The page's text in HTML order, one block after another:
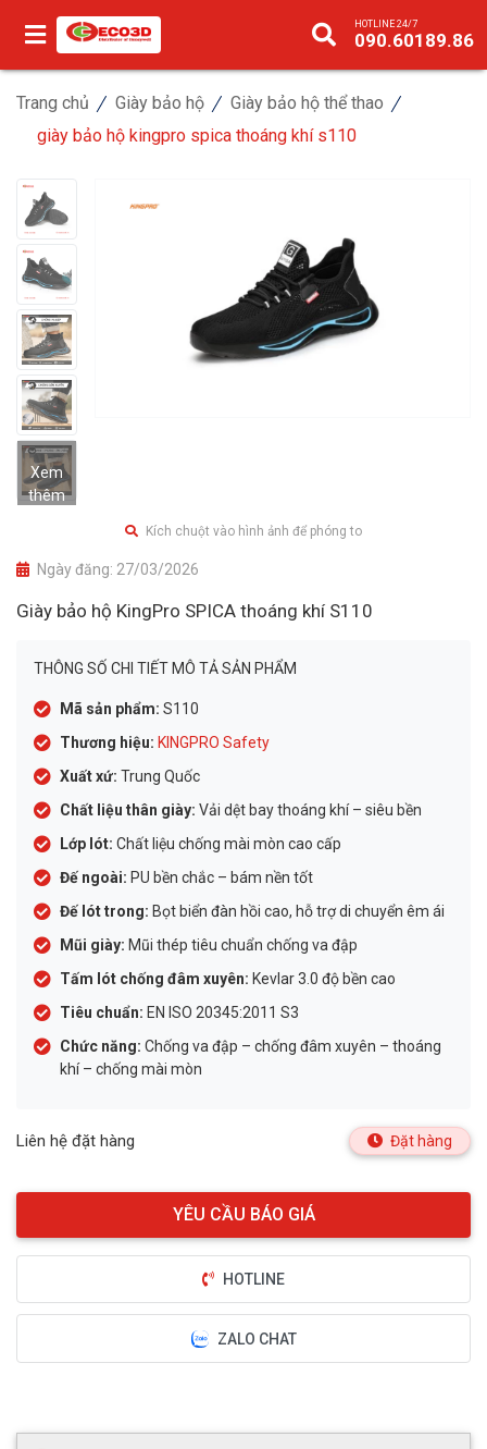
HOTLINE 24/7
090.60189.86
Trang chủ Giày bảo hộ
Giày bảo hộ thể thao
giày bảo hộ kingpro spica thoáng khí s110
Xem
thêm
Kích chuột vào hình ảnh để phóng to
Ngày đăng: 27/03/2026
Giày bảo hộ KingPro SPICA thoáng khí S110
THÔNG SỐ CHI TIẾT MÔ TẢ SẢN PHẨM
Mã sản phẩm: S110
Thương hiệu: KINGPRO Safety
Xuất xứ: Trung Quốc
Chất liệu thân giày: Vải dệt bay thoáng khí – siêu bền
Lớp lót: Chất liệu chống mài mòn cao cấp
Đế ngoài: PU bền chắc – bám nền tốt
Đế lót trong: Bọt biển đàn hồi cao, hỗ trợ di chuyển êm ái
Mũi giày: Mũi thép tiêu chuẩn chống va đập
Tấm lót chống đâm xuyên: Kevlar 3.0 độ bền cao
Tiêu chuẩn: EN ISO 20345:2011 S3
Chức năng: Chống va đập – chống đâm xuyên – thoáng
khí – chống mài mòn
Liên hệ đặt hàng Đặt hàng
HOTLINE
ZALO CHAT